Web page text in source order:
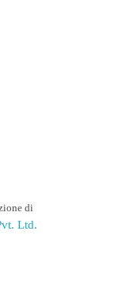
di
Ltd.